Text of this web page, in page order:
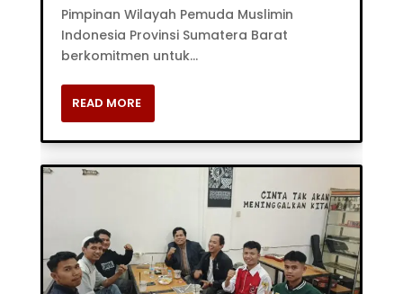
Pimpinan Wilayah Pemuda Muslimin
Indonesia Provinsi Sumatera Barat
berkomitmen untuk...
READ MORE